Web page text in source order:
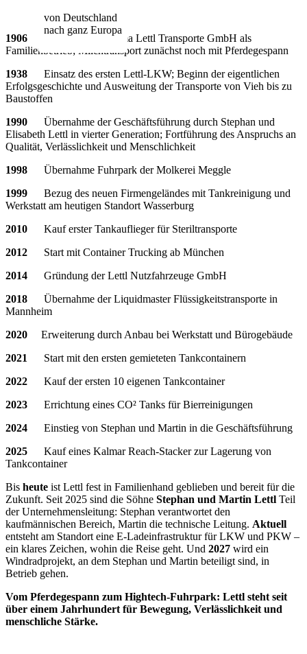
von Deutschland
nach ganz Europa
1906
Gründung der Firma Lettl Transporte GmbH als
Familienbetrieb; Milchtransport zunächst noch mit Pferdegespann
1938 Einsatz des ersten Lettl-LKW; Beginn der eigentlichen
Erfolgsgeschichte und Ausweitung der Transporte von Vieh bis zu
Baustoffen
1990 Übernahme der Geschäftsführung durch Stephan und
Elisabeth Lettl in vierter Generation; Fortführung des Anspruchs an
Qualität, Verlässlichkeit und Menschlichkeit
1998 Übernahme Fuhrpark der Molkerei Meggle
1999 Bezug des neuen Firmengeländes mit Tankreinigung und
Werkstatt am heutigen Standort Wasserburg
2010 Kauf erster Tankauflieger für Steriltransporte
2012 Start mit Container Trucking ab München
2014 Gründung der Lettl Nutzfahrzeuge GmbH
2018 Übernahme der Liquidmaster Flüssigkeitstransporte in
Mannheim
2020 Erweiterung durch Anbau bei Werkstatt und Bürogebäude
2021
Start mit den ersten gemieteten Tankcontainern
2022 Kauf der ersten 10 eigenen Tankcontainer
2023 Errichtung eines CO² Tanks für Bierreinigungen
2024 Einstieg von Stephan und Martin in die Geschäftsführung
2025 Kauf eines Kalmar Reach-Stacker zur Lagerung von
Tankcontainer
Bis heute ist Lettl fest in Familienhand geblieben und bereit für die
Zukunft. Seit 2025 sind die Söhne Stephan und Martin Lettl Teil
der Unternehmensleitung: Stephan verantwortet den
kaufmännischen Bereich, Martin die technische Leitung. Aktuell
entsteht am Standort eine E-Ladeinfrastruktur für LKW und PKW –
ein klares Zeichen, wohin die Reise geht. Und 2027 wird ein
Windradprojekt, an dem Stephan und Martin beteiligt sind, in
Betrieb gehen.
Vom Pferdegespann zum Hightech-Fuhrpark: Lettl steht seit
über einem Jahrhundert für Bewegung, Verlässlichkeit und
menschliche Stärke.